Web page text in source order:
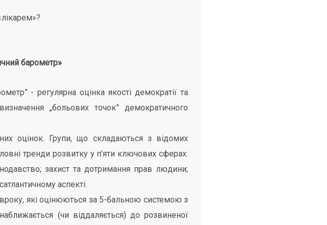
барометр»
- регулярна оцінка якості демократії та
„больових точок” демократичного
оцінок. Групи, що складаються з відомих
тренди розвитку у п’яти ключових сферах:
захист та дотримання прав людини;
аспекті.
які оцінюються за 5-бальною системою з
(чи віддаляється) до розвиненої